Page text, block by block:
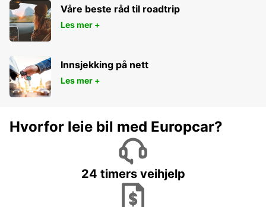
Våre beste råd til roadtrip
Les mer +
Innsjekking på nett
Les mer +
Hvorfor leie bil med Europcar?
24 timers veihjelp